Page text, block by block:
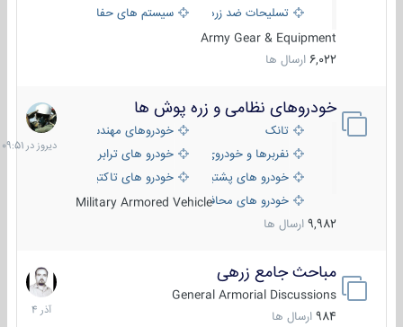
تسلیحات ضد زره
سیستم های حفاظت فعال
Army Gear & Equipment
6,022 ارسال ها
خودروهای نظامی و زره پوش ها
تانک
خودروهای مهندسی
نفربرها و خودروی های رزمی پیاده نظام
خودرو های ترابری نظامی
خودرو های پشتیبانی آتش ، شناسایی و ضد تانک
خودرو های تاکتیکی نظامی
خودرو های محافظت شدهMilitary Armored Vehicle
9,982 ارسال ها
دیروز
در
09:51
مباحث جامع زرهی
General Armorial Discussions
984 ارسال ها
7
آذر
1404